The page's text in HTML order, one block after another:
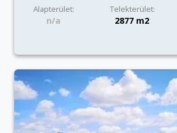
Alapterület: Telekterület:
n/a 2877 m2